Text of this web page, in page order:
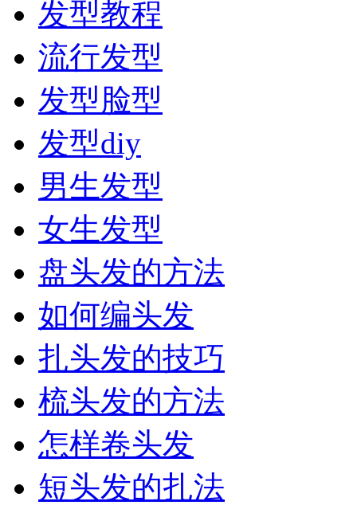
发型教程
流行发型
发型脸型
发型diy
男生发型
女生发型
盘头发的方法
如何编头发
扎头发的技巧
梳头发的方法
怎样卷头发
短头发的扎法